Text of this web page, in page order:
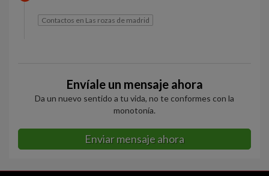
Contactos en Las rozas de madrid
Envíale un mensaje ahora
Da un nuevo sentido a tu vida, no te conformes con la
monotonía.
Enviar mensaje ahora